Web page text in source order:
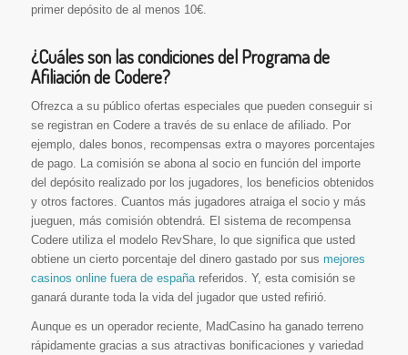
primer depósito de al menos 10€.
¿Cuáles son las condiciones del Programa de
Afiliación de Codere?
Ofrezca a su público ofertas especiales que pueden conseguir si
se registran en Codere a través de su enlace de afiliado. Por
ejemplo, dales bonos, recompensas extra o mayores porcentajes
de pago. La comisión se abona al socio en función del importe
del depósito realizado por los jugadores, los beneficios obtenidos
y otros factores. Cuantos más jugadores atraiga el socio y más
jueguen, más comisión obtendrá. El sistema de recompensa
Codere utiliza el modelo RevShare, lo que significa que usted
obtiene un cierto porcentaje del dinero gastado por sus mejores
casinos online fuera de españareferidos. Y, esta comisión se
ganará durante toda la vida del jugador que usted refirió.
Aunque es un operador reciente, MadCasino ha ganado terreno
rápidamente gracias a sus atractivas bonificaciones y variedad